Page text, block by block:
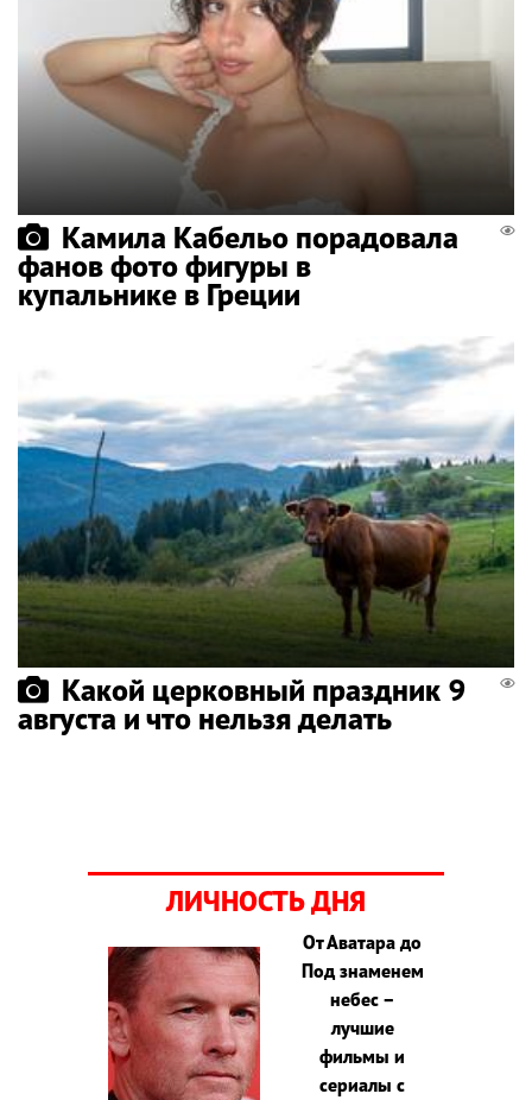
Камила Кабельо порадовала
фанов фото фигуры в
купальнике в Греции
Какой церковный праздник 9
августа и что нельзя делать
ЛИЧНОСТЬ ДНЯ
От Аватара до
Под знаменем
небес –
лучшие
фильмы и
сериалы с